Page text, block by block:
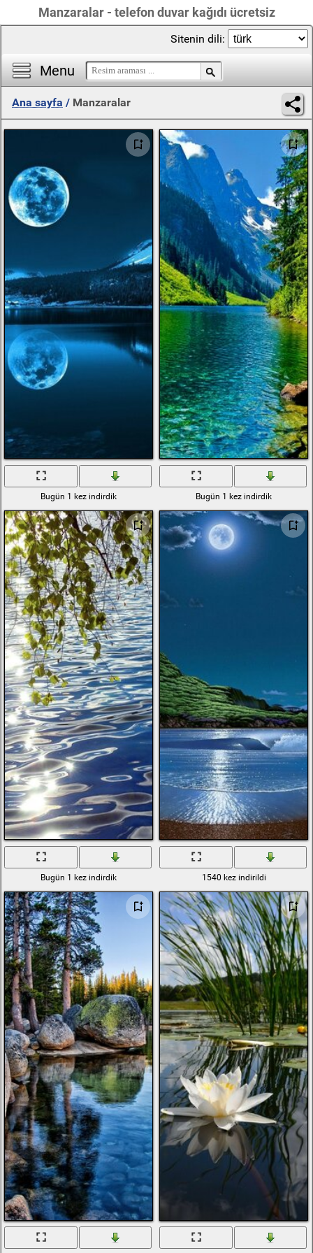
Manzaralar - telefon duvar kağıdı ücretsiz
Menu
Sitenin dili:
Ana sayfa / Manzaralar
Bugün 1 kez indirdik Bugün 1 kez indirdik
Bugün 1 kez indirdik 1540 kez indirildi